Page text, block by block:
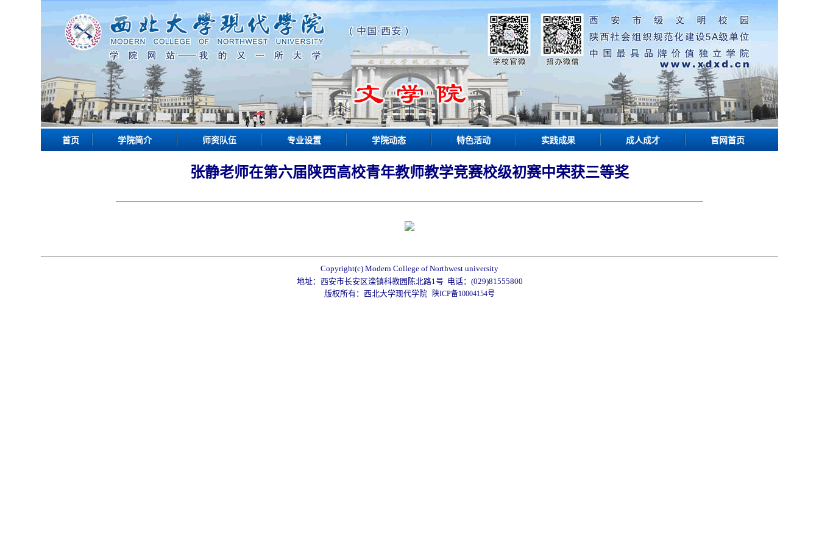
首页 学院简介 师资队伍 专业设置 学院动态 特色活动 实践成果 成人成才 官网首页
张静老师在第六届陕西高校青年教师教学竞赛校级初赛中荣获三等奖
Copyright(c) Modern College of Northwest university
地址：西安市长安区滦镇科教园陈北路1号 电话：(029)81555800
版权所有：西北大学现代学院
陕ICP备10004154号